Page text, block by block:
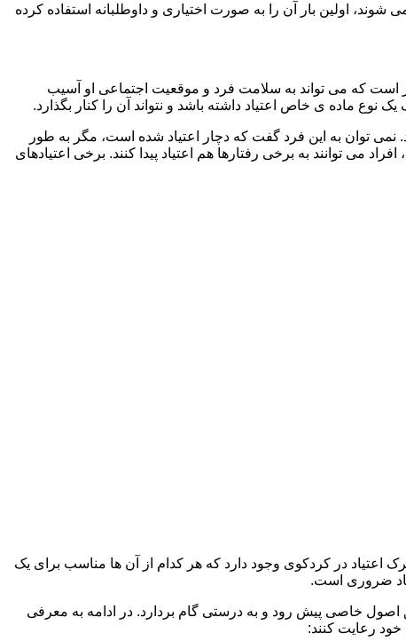
اولین بار آن را به صورت اختیاری و داوطلبانه استفاده کرده
است که می تواند به سلامت فرد و موقعیت اجتماعی او آسیب
ماده ی خاص اعتیاد داشته باشد و نتواند آن را کنار بگذارد.
توان به این فرد گفت که دچار اعتیاد شده است، مگر به طور
توانند به برخی رفتارها هم اعتیاد پیدا کنند. برخی اعتیادهای
اعتیاد در کردکوی وجود دارد که هر کدام از آن ها مناسب برای یک
ضروری است.
اصول خاصی پیش رود و به درستی گام بردارد. در ادامه به معرفی
خود رعایت کنند: